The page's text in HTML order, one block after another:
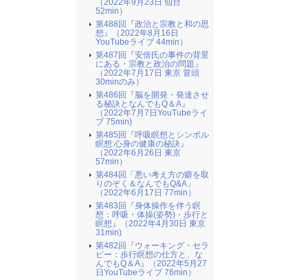
（2022年9月23日 仙台
52min）
第488回『政治と宗教と和の思
想』（2022年8月16日
YouTubeライブ 44min）
第487回『安倍氏の事件の背景
にある・宗教と政治の問題』
（2022年7月17日 東京 冒頭
30minのみ）
第486回『脳を開発・発達させ
る秘訣となんでもQ＆A』
（2022年7月7日YouTubeライ
ブ 75min)
第485回『呼吸瞑想とシンボル
瞑想:心身の健康の秘訣』
（2022年6月26日 東京
57min）
第484回「悪い考え方の癖を取
りのぞく＆なんでもQ&A」
（2022年6月17日 77min）
第483回『身体操作を伴う瞑
想：呼吸・体操(姿勢)・歩行と
瞑想』（2022年4月30日 東京
31min)
第482回『ウォーキング・セラ
ピー：歩行瞑想の仕方と、な
んでもQ＆A』（2022年5月27
日YouTubeライブ 76min）